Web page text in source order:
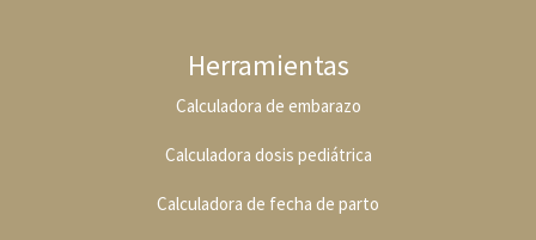
Herramientas
Calculadora de embarazo
Calculadora dosis pediátrica
Calculadora de fecha de parto